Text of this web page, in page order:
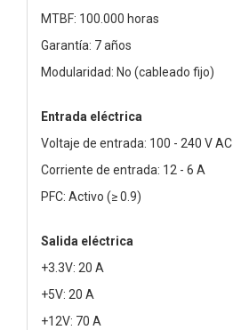
MTBF: 100.000 horas
Garantía: 7 años
Modularidad: No (cableado fijo)
Entrada eléctrica
Voltaje de entrada: 100 - 240 V AC
Corriente de entrada: 12 - 6 A
PFC: Activo (≥ 0.9)
Salida eléctrica
+3.3V: 20 A
+5V: 20 A
+12V: 70 A